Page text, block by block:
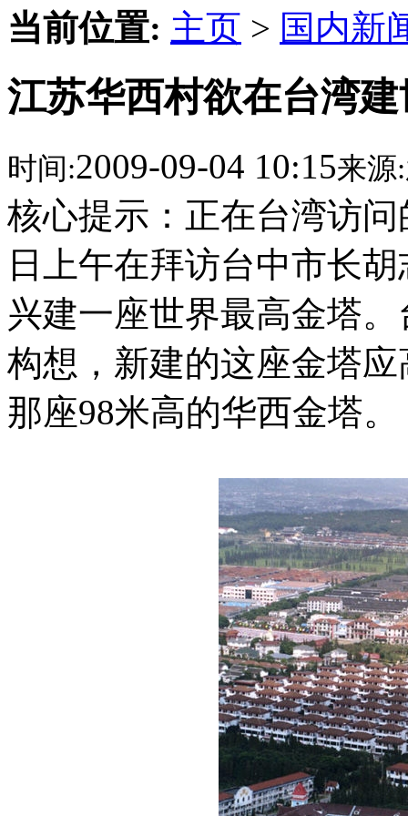
当前位置: 主页 > 国内新
江苏华西村欲在台湾
时间:2009-09-04 10:15来源:
核心提示：正在台湾访
日上午在拜访台中市长
兴建一座世界最高金塔
构想，新建的这座金塔
那座98米高的华西金塔。